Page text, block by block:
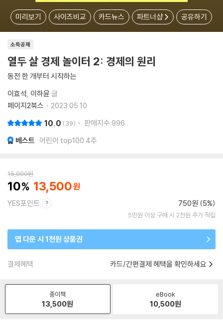
미리보기 사이즈비교 카드뉴스 파트너샵 공유하기
소득공제
열두 살 경제 놀이터 2: 경제의 원리
동전 한 개부터 시작하는
이효석 이하윤 글
페이지2북스
2023.05.10.
10.0 39 판매지수 996
베스트 어린이 top100 4주
15,000원
10 13,500
YES포인트 750원 (5%)
5만원 이상 구매 시 2천원 추가 적립
앱 다운 시 1천원 상품권
결제혜택 카드/간편결제 혜택을 확인하세요
종이책
13,500원
eBook
10,500원